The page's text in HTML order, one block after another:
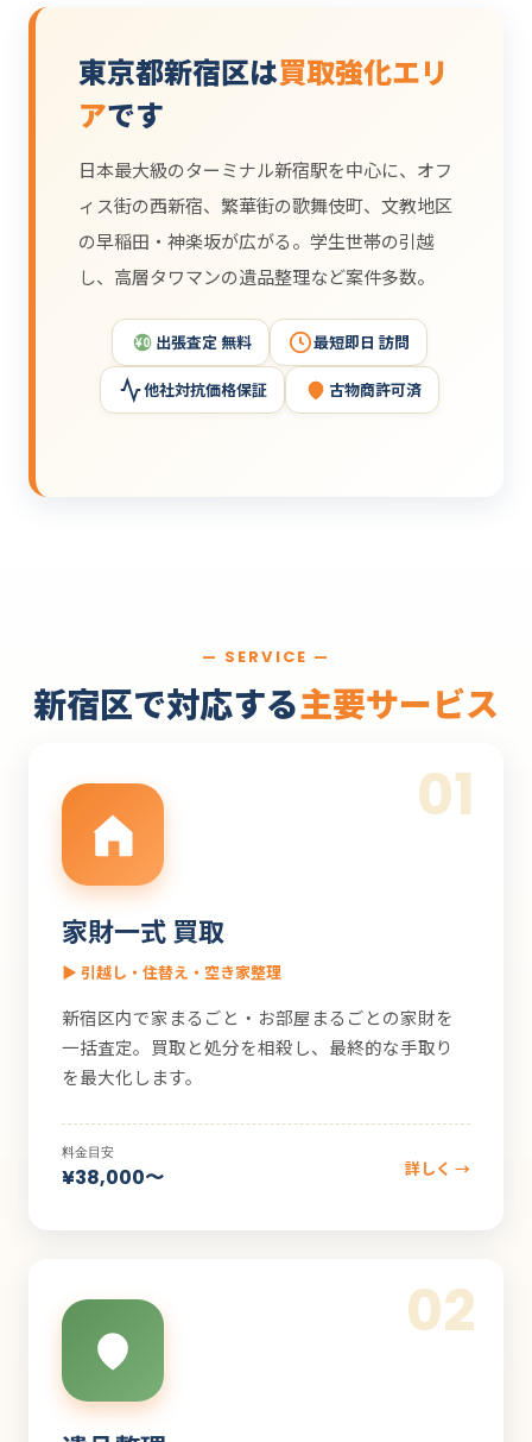
東京都新宿区は買取強化エリ
アです
日本最大級のターミナル新宿駅を中心に、オフ
ィス街の西新宿、繁華街の歌舞伎町、文教地区
の早稲田・神楽坂が広がる。学生世帯の引越
し、高層タワマンの遺品整理など案件多数。
¥0 出張査定 無料 最短即日 訪問
他社対抗価格保証 古物商許可済
— SERVICE —
新宿区で対応する主要サービス
01
家財一式 買取
▶ 引越し・住替え・空き家整理
新宿区内で家まるごと・お部屋まるごとの家財を
一括査定。買取と処分を相殺し、最終的な手取り
を最大化します。
料金目安
¥38,000〜 詳しく →
02